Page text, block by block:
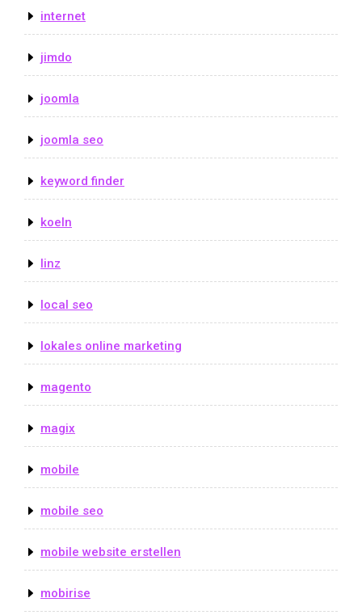
internet
jimdo
joomla
joomla seo
keyword finder
koeln
linz
local seo
lokales online marketing
magento
magix
mobile
mobile seo
mobile website erstellen
mobirise